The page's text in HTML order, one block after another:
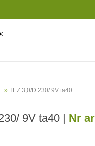
» TEZ 3,0/D 230/ 9V ta40
9V ta40 | Nr